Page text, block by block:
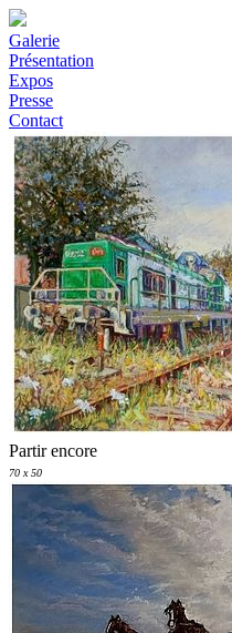
Galerie
Présentation
Expos
Presse
Contact
Partir encore
70 x 50